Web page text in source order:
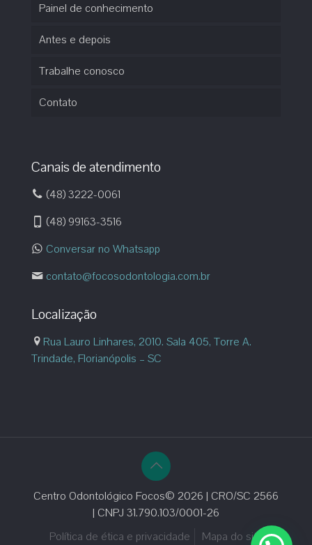
Painel de conhecimento
Antes e depois
Trabalhe conosco
Contato
Canais de atendimento
(48) 3222-0061
(48) 99163-3516
Conversar no Whatsapp
contato@focosodontologia.com.br
Localização
Rua Lauro Linhares, 2010. Sala 405, Torre A.
Trindade, Florianópolis – SC
Centro Odontológico Focos© 2026 | CRO/SC 2566
| CNPJ 31.790.103/0001-26
Política de ética e privacidade
Mapa do site